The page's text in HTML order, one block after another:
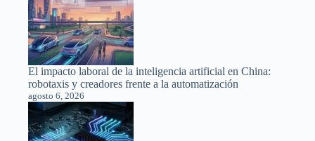
El impacto laboral de la inteligencia artificial en China:
robotaxis y creadores frente a la automatización
agosto 6, 2026